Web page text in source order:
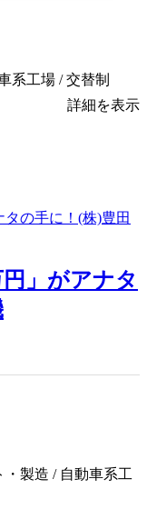
系工場 / 交替制
詳細を表示
」がアナタ
・製造 / 自動車系工